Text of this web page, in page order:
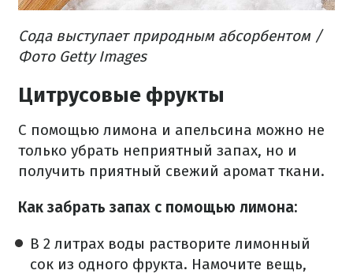
Сода выступает природным абсорбентом /
Фото Getty Images
Цитрусовые фрукты
С помощью лимона и апельсина можно не
только убрать неприятный запах, но и
получить приятный свежий аромат ткани.
Как забрать запах с помощью лимона:
В 2 литрах воды растворите лимонный
сок из одного фрукта. Намочите вещь,